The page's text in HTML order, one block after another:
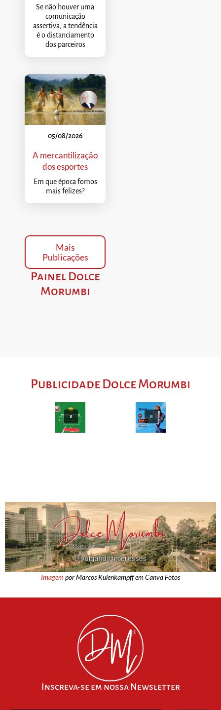
Se não houver uma
comunicação
assertiva, a tendência
é o distanciamento
dos parceiros
05/08/2026
A mercantilização
dos esportes
Em que época fomos
mais felizes?
Mais
Publicações
Painel Dolce
Morumbi
Publicidade Dolce Morumbi
Imagempor Marcos Kulenkampff em Canva Fotos
Inscreva-se em nossa Newsletter